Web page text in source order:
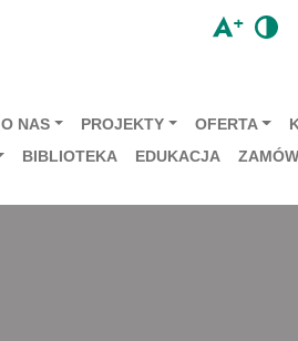
O NAS PROJEKTY OFERTA
BIBLIOTEKA EDUKACJA